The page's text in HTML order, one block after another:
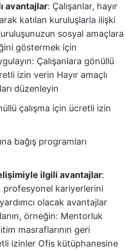
avantajlar: Çalışanlar, hayır
katılan kuruluşlarla ilişki
sosyal amaçlara
göstermek için
Çalışanlara gönüllü
izin verin Hayır amaçlı
düzenleyin
çalışma için ücretli izin
bağış programları
ilgili avantajlar:
profesyonel kariyerlerini
olacak avantajlar
örneğin: Mentorluk
masraflarının geri
izinler Ofis kütüphanesine